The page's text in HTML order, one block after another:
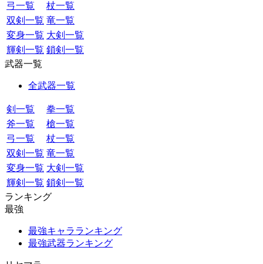
弓一覧
杖一覧
双剣一覧 竜一覧
変身一覧 大剣一覧
輝剣一覧 鎖剣一覧
武器一覧
全武器一覧
剣一覧
拳一覧
斧一覧
槍一覧
弓一覧
杖一覧
双剣一覧 竜一覧
変身一覧 大剣一覧
輝剣一覧 鎖剣一覧
ランキング
最強
最強キャラランキング
最強武器ランキング